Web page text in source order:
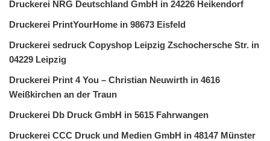
Druckerei NRG Deutschland GmbH in 24226 Heikendorf
Druckerei PrintYourHome in 98673 Eisfeld
Druckerei sedruck Copyshop Leipzig Zschochersche Str. in
04229 Leipzig
Druckerei Print 4 You – Christian Neuwirth in 4616
Weißkirchen an der Traun
Druckerei Db Druck GmbH in 5615 Fahrwangen
Druckerei CCC Druck und Medien GmbH in 48147 Münster